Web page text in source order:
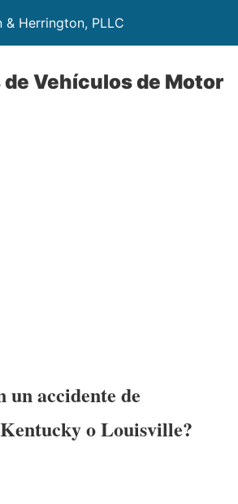
& Herrington, PLLC
Vehículos de Motor
un accidente de
o Louisville?